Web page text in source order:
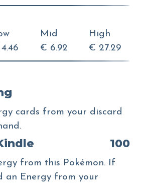
Mid
€ 6.92
High
€ 27.29
cards from your discard
100
from this Pokémon. If
an Energy from your